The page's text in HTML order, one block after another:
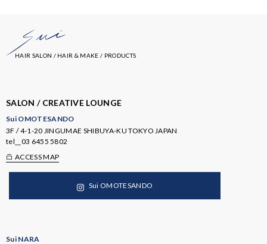
HAIR SALON / HAIR & MAKE / PRODUCTS
SALON / CREATIVE LOUNGE
Sui OMOTESANDO
3F / 4-1-20 JINGUMAE SHIBUYA-KU TOKYO JAPAN
tel__ 03 6455 5802
ACCESS MAP
Sui OMOTESANDO
Sui NARA